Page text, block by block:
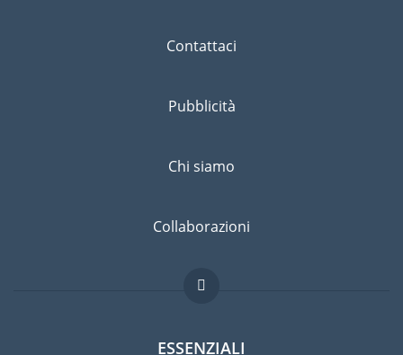
Contattaci
Pubblicità
Chi siamo
Collaborazioni
ESSENZIALI